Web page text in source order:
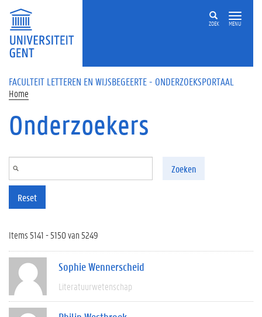
Overslaan en naar de inhoud gaan
ZOEK MENU
FACULTEIT LETTEREN EN WIJSBEGEERTE - ONDERZOEKSPORTAAL
Home
Onderzoekers
Zoeken
Reset
Items 5141 - 5150 van 5249
Sophie Wennerscheid
Literatuurwetenschap